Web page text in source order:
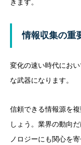
きます。
情報収集の重
変化の速い時代にお
な武器になります。
信頼できる情報源を
しょう。業界の動向
ノロジーにも関心を寄